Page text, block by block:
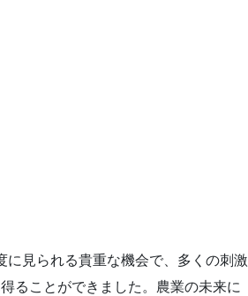
見られる貴重な機会で、多くの刺激
ることができました。農業の未来に